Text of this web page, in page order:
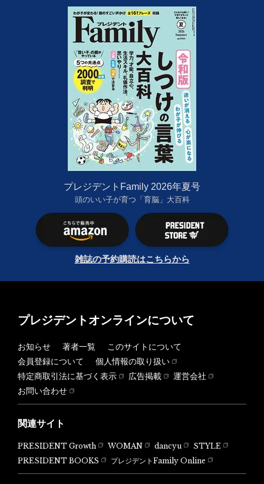
プレジデントFamily 2026年夏号
頭のいい子が育つ「育脳」大百科
雑誌の予約購読はこちらから
プレジデントオンラインについて
お知らせ 著者一覧
このサイトについて
会員登録について
個人情報の取り扱い
特定商取引法に基づく表示
広告掲載
運営会社
お問い合わせ
関連サイト
PRESIDENT Growth WOMAN dancyu
STYLE
PRESIDENT BOOKS
プレジデントFamily Online